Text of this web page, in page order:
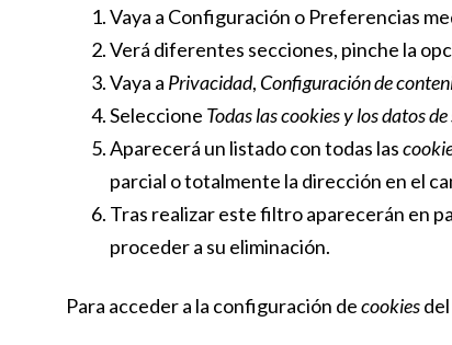
Vaya a Configuración o Preferencias
Verá diferentes secciones, pinche la
Vaya a Privacidad, Configuración de
Seleccione Todas lascookiesy los datos
Aparecerá un listado con todas las
parcial o totalmente la dirección en el
Tras realizar este filtro aparecerán en
proceder a su eliminación.
Para acceder a la configuración decookies